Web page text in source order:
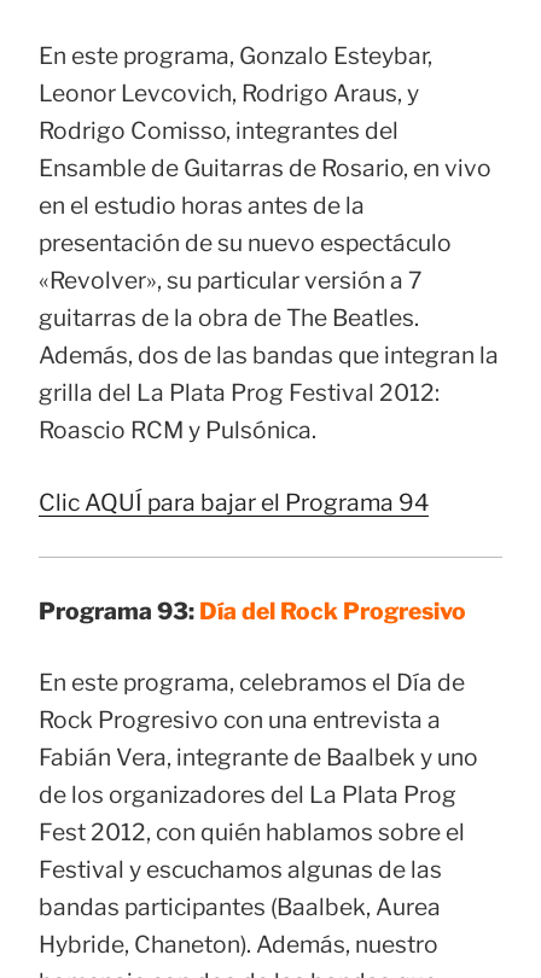
En este programa, Gonzalo Esteybar,
Leonor Levcovich, Rodrigo Araus, y
Rodrigo Comisso, integrantes del
Ensamble de Guitarras de Rosario, en vivo
en el estudio horas antes de la
presentación de su nuevo espectáculo
«Revolver», su particular versión a 7
guitarras de la obra de The Beatles.
Además, dos de las bandas que integran la
grilla del La Plata Prog Festival 2012:
Roascio RCM y Pulsónica.
Clic AQUÍ para bajar el Programa 94
Programa 93: Día del Rock Progresivo
En este programa, celebramos el Día de
Rock Progresivo con una entrevista a
Fabián Vera, integrante de Baalbek y uno
de los organizadores del La Plata Prog
Fest 2012, con quién hablamos sobre el
Festival y escuchamos algunas de las
bandas participantes (Baalbek, Aurea
Hybride, Chaneton). Además, nuestro